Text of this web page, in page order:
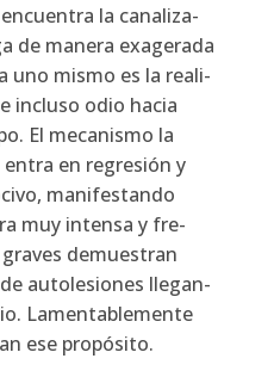
la cana­li­za­
de mane­ra exa­ge­ra­da
uno mis­mo es la rea­li­
inclu­so odio hacia
El meca­nis­mo la
en regre­sión y
mani­fes­tan­do
muy inten­sa y fre­
demues­tran
auto­le­sio­nes lle­gan­
Lamen­ta­ble­men­te
ese pro­pó­si­to.